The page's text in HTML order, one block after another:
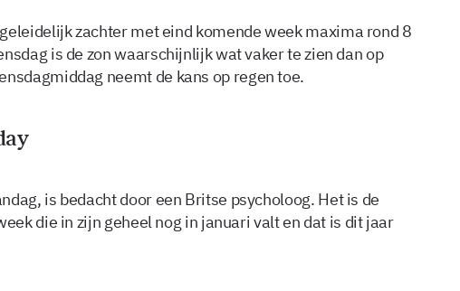
zachter met eind komende week maxima rond 8
is de zon waarschijnlijk wat vaker te zien dan op
neemt de kans op regen toe.
is bedacht door een Britse psycholoog. Het is de
die in zijn geheel nog in januari valt en dat is dit jaar